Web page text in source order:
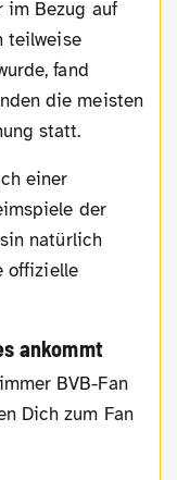
im Bezug auf
teilweise
fand
die meisten
statt.
der
natürlich
offizielle
ankommt
BVB-Fan
Dich zum Fan